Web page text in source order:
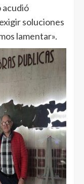
acudió
soluciones
lamentar».